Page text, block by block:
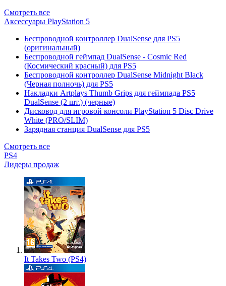
Смотреть все
Аксессуары PlayStation 5
Беспроводной контроллер DualSense для PS5
(оригинальный)
Беспроводной геймпад DualSense - Cosmic Red
(Космический красный) для PS5
Беспроводной контроллер DualSense Midnight Black
(Черная полночь) для PS5
Накладки Artplays Thumb Grips для геймпада PS5
DualSense (2 шт.) (черные)
Дисковод для игровой консоли PlayStation 5 Disc Drive
White (PRO/SLIM)
Зарядная станция DualSense для PS5
Смотреть все
PS4
Лидеры продаж
It Takes Two (PS4)